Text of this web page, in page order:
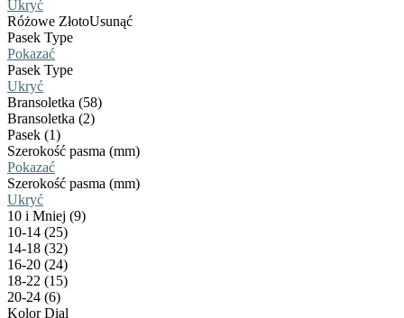
Ukryć
Różowe ZłotoUsunąć
Pasek Type
Pokazać
Pasek Type
Ukryć
Bransoletka (58)
Bransoletka (2)
Pasek (1)
Szerokość pasma (mm)
Pokazać
Szerokość pasma (mm)
Ukryć
10 i Mniej (9)
10-14 (25)
14-18 (32)
16-20 (24)
18-22 (15)
20-24 (6)
Kolor Dial